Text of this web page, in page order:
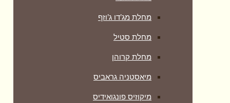
מחלת מג’דו ג’וזף
מחלת סטיל
מחלת קרוהן
מיאסטניה גראביס
מיקוזיס פונגואידיס